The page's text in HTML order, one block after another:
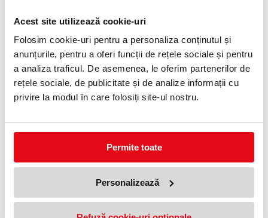
Acest site utilizează cookie-uri
Folosim cookie-uri pentru a personaliza conținutul și
anunțurile, pentru a oferi funcții de rețele sociale și pentru
a analiza traficul. De asemenea, le oferim partenerilor de
rețele sociale, de publicitate și de analize informații cu
privire la modul în care folosiți site-ul nostru.
Permite toate
Personalizează
Telefon:
0372 552 601
Adauga in wishlist
instrumentelor de scris etc.
Corpurile sertarelor sunt din metal, rotile din plastic.
Blocarea sertarelor impiedica rasturnarea lor.
Containerul are o incuietoare centrala.
Disponibile in design par salbatic, fag, cires si nuc.
Containerul nu are roti cu frane.
Se livreaza demontata.